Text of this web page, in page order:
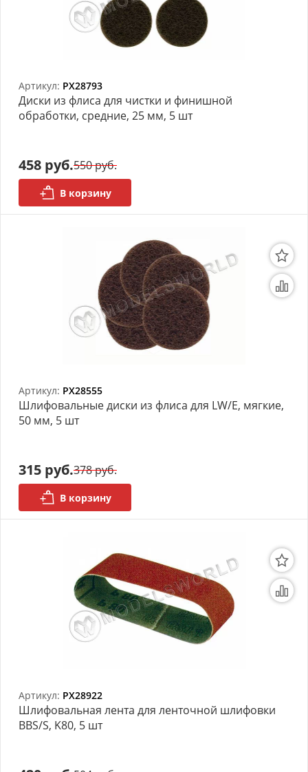
Артикул: PX28793
Диски из флиса для чистки и финишной
обработки, средние, 25 мм, 5 шт
458 руб.550 руб.
В корзину
Артикул: PX28555
Шлифовальные диски из флиса для LW/E, мягкие,
50 мм, 5 шт
315 руб.378 руб.
В корзину
Артикул: PX28922
Шлифовальная лента для ленточной шлифовки
BBS/S, K80, 5 шт